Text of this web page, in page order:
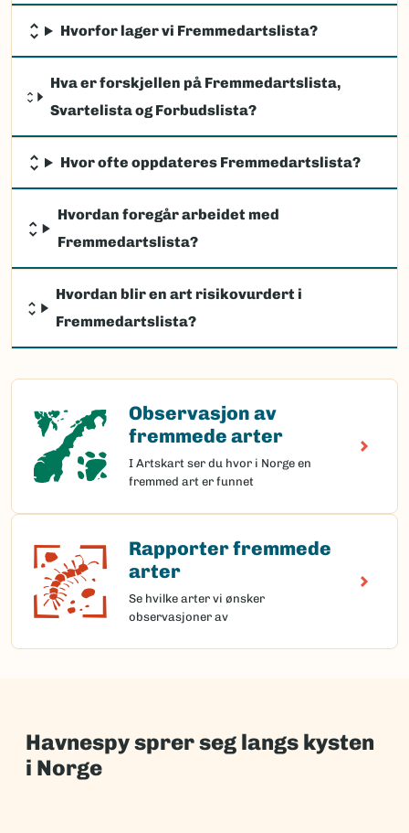
Hvorfor lager vi Fremmedartslista?
Hva er forskjellen på Fremmedartslista,
Svartelista og Forbudslista?
Hvor ofte oppdateres Fremmedartslista?
Hvordan foregår arbeidet med
Fremmedartslista?
Hvordan blir en art risikovurdert i
Fremmedartslista?
Observasjon av
fremmede arter
I Artskart ser du hvor i Norge en
fremmed art er funnet
Observasjon av fremmede arter
Rapporter fremmede
arter
Se hvilke arter vi ønsker
observasjoner av
Rapporter fremmede arter
Havnespy sprer seg langs kysten
i Norge